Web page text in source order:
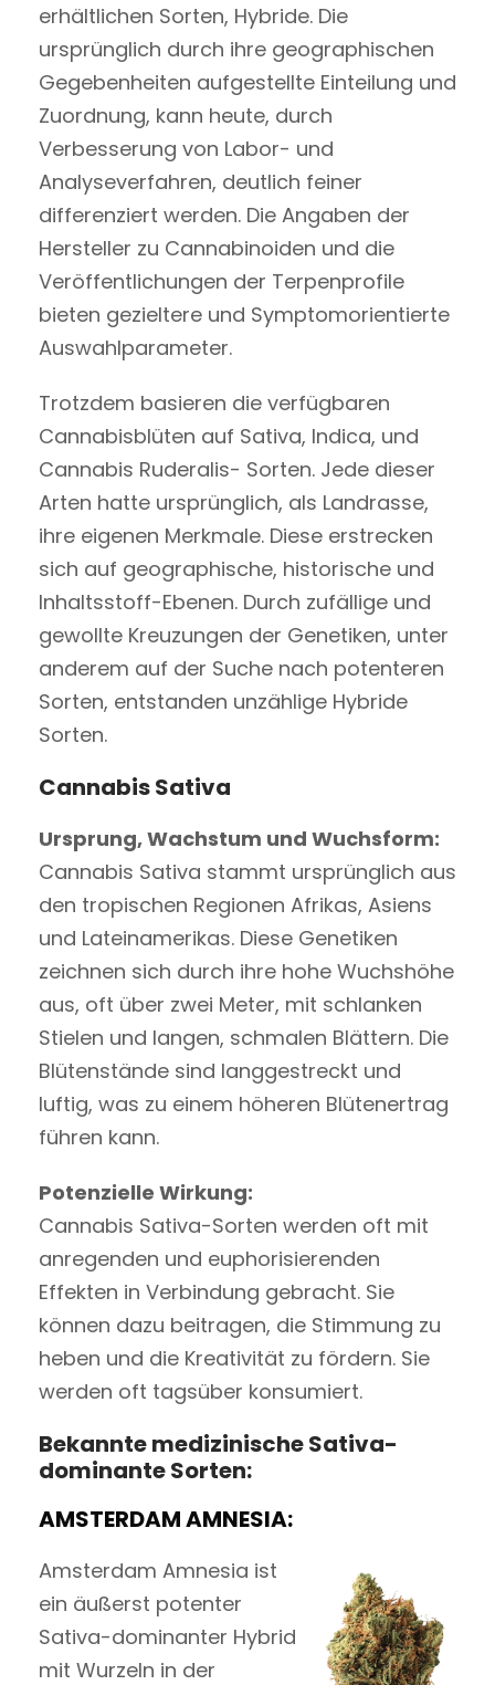
erhältlichen Sorten, Hybride. Die
ursprünglich durch ihre geographischen
Gegebenheiten aufgestellte Einteilung und
Zuordnung, kann heute, durch
Verbesserung von Labor- und
Analyseverfahren, deutlich feiner
differenziert werden. Die Angaben der
Hersteller zu Cannabinoiden und die
Veröffentlichungen der Terpenprofile
bieten gezieltere und Symptomorientierte
Auswahlparameter.
Trotzdem basieren die verfügbaren
Cannabisblüten auf Sativa, Indica, und
Cannabis Ruderalis- Sorten. Jede dieser
Arten hatte ursprünglich, als Landrasse,
ihre eigenen Merkmale. Diese erstrecken
sich auf geographische, historische und
Inhaltsstoff-Ebenen. Durch zufällige und
gewollte Kreuzungen der Genetiken, unter
anderem auf der Suche nach potenteren
Sorten, entstanden unzählige Hybride
Sorten.
Cannabis Sativa
Ursprung, Wachstum und Wuchsform:
Cannabis Sativa stammt ursprünglich aus
den tropischen Regionen Afrikas, Asiens
und Lateinamerikas. Diese Genetiken
zeichnen sich durch ihre hohe Wuchshöhe
aus, oft über zwei Meter, mit schlanken
Stielen und langen, schmalen Blättern. Die
Blütenstände sind langgestreckt und
luftig, was zu einem höheren Blütenertrag
führen kann.
Potenzielle Wirkung:
Cannabis Sativa-Sorten werden oft mit
anregenden und euphorisierenden
Effekten in Verbindung gebracht. Sie
können dazu beitragen, die Stimmung zu
heben und die Kreativität zu fördern. Sie
werden oft tagsüber konsumiert.
Bekannte medizinische Sativa-
dominante Sorten:
AMSTERDAM AMNESIA:
Amsterdam Amnesia ist
ein äußerst potenter
Sativa-dominanter Hybrid
mit Wurzeln in der